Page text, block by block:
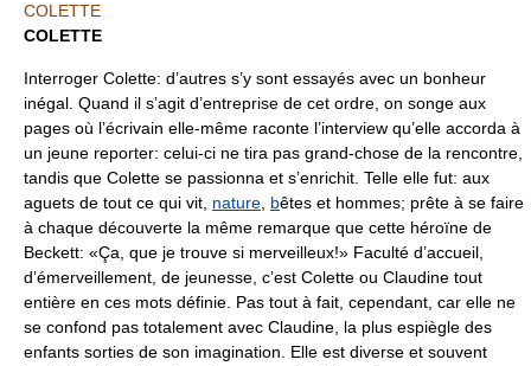
COLETTE
COLETTE
Interroger Colette: d’autres s’y sont essayés avec un bonheur
inégal. Quand il s’agit d’entreprise de cet ordre, on songe aux
pages où l’écrivain elle-même raconte l’interview qu’elle accorda à
un jeune reporter: celui-ci ne tira pas grand-chose de la rencontre,
tandis que Colette se passionna et s’enrichit. Telle elle fut: aux
aguets de tout ce qui vit, nature bêtes et hommes; prête à se faire
à chaque découverte la même remarque que cette héroïne de
Beckett: «Ça, que je trouve si merveilleux!» Faculté d’accueil,
d’émerveillement, de jeunesse, c’est Colette ou Claudine tout
entière en ces mots définie. Pas tout à fait, cependant, car elle ne
se confond pas totalement avec Claudine, la plus espiègle des
enfants sorties de son imagination. Elle est diverse et souvent